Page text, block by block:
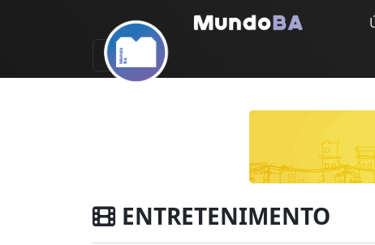
ENTRETENIMENTO